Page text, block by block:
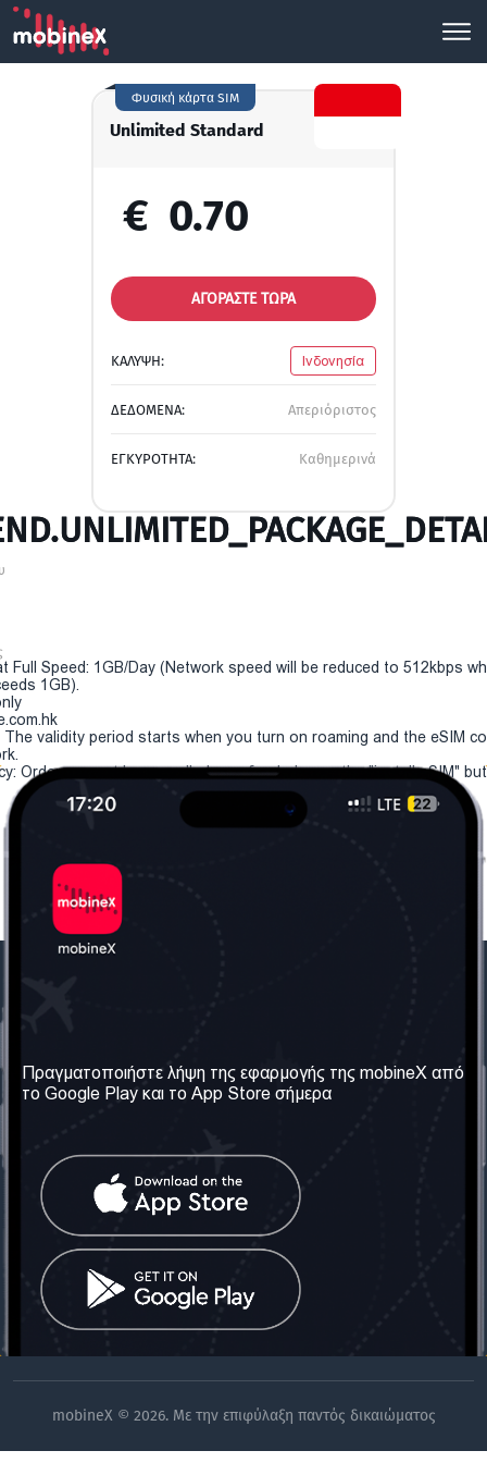
Unlimited Standard
Φυσική κάρτα SIM
€ 0.70
ΑΓΟΡΑΣΤΕ ΤΩΡΑ
ΚΑΛΥΨΗ: Ινδονησία
ΔΕΔΟΜΕΝΑ: Απεριόριστος
ΕΓΚΥΡΟΤΗΤΑ: Καθημερινά
Full Speed: 1GB/Day (Network speed will be reduced to 512kbps
1GB).
The validity period starts when you turn on roaming and the eSIM
Order can not be cancelled or refunded once the "install eSIM"
Σχετικά με εμάς
Οι Υπηρεσίες μας
Όροι & Προϋποθέσεις
Πολιτική Απορρήτου
Επικοινωνήστε μαζί μας
Ηνωμένο Βασίλειο: Λονδίνο
Τηλ: +442030340050
info@mobinex.com
Επικοινωνήστε μαζί μας
Κοινωνικά Δίκτυα
mobineX © 2026. Με την επιφύλαξη παντός δικαιώματος
Πραγματοποιήστε λήψη της εφαρμογής της mobineX από
το Google Play και το App Store σήμερα